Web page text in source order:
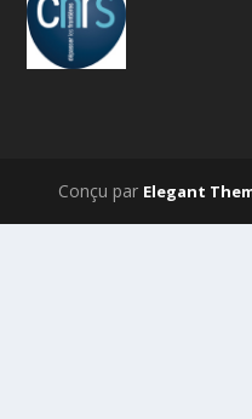
Conçu par Elegant